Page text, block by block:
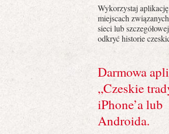
Wykorzystaj
miejscach
sieci lub
odkryć historie
Darmowa
„Czeskie
iPhone’a lub
Androida.